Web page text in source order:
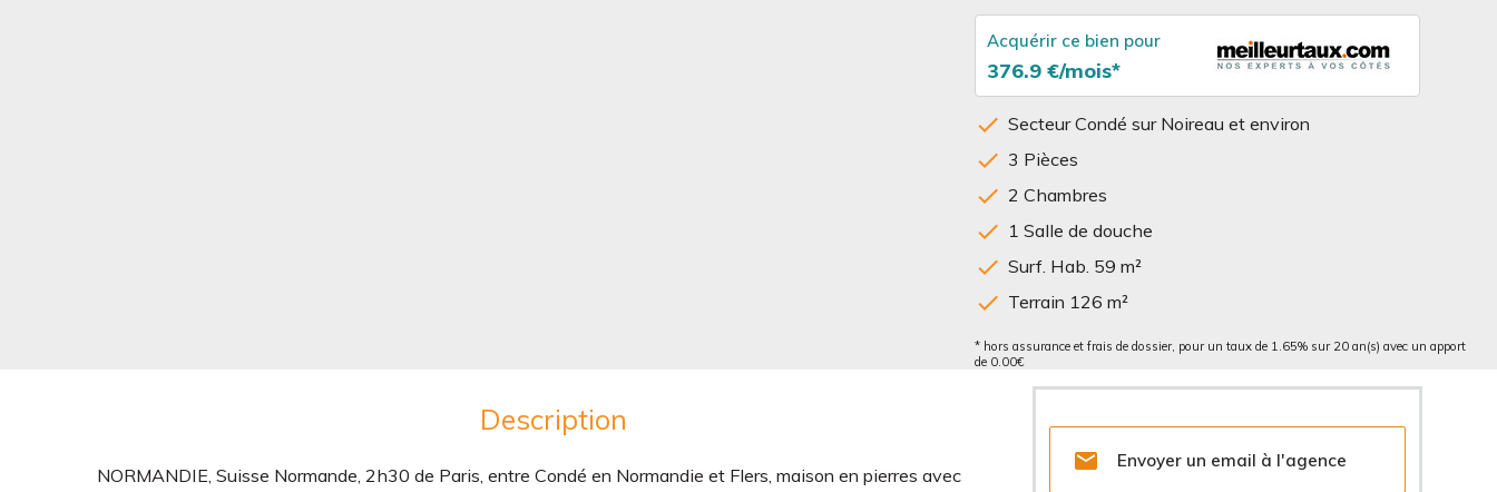
Acquérir ce bien pour
376.9 €/mois*
Secteur Condé sur Noireau et environ
3 Pièces
2 Chambres
1 Salle de douche
Surf. Hab. 59 m²
Terrain 126 m²
* hors assurance et frais de dossier, pour un taux de 1.65% sur 20 an(s) avec un apport
de 0.00€
 Envoyer un email à l'agence
Description
NORMANDIE, Suisse Normande, 2h30 de Paris, entre Condé en Normandie et Flers, maison en pierres avec